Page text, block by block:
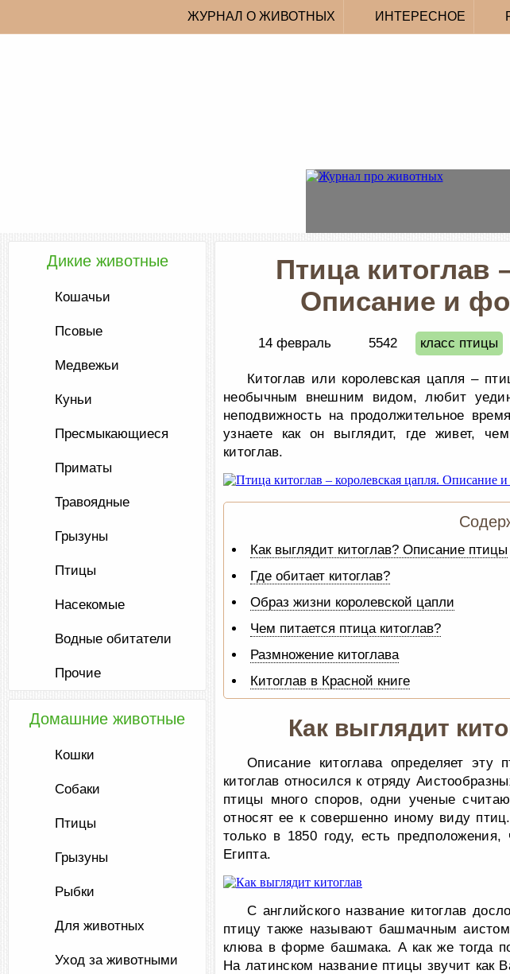
ЖУРНАЛ О ЖИВОТНЫХ ИНТЕРЕСНОЕ
Птица китоглав
Описание и
14 февраль 5542 класс птицы
Китоглав или королевская цапля –
необычным внешним видом, любит
неподвижность на продолжительное
узнаете как он выглядит, где живет,
китоглав.
Как выглядит китоглав? Описание птицы
Где обитает китоглав?
Образ жизни королевской цапли
Чем питается птица китоглав?
Размножение китоглава
Китоглав в Красной книге
Как выглядит
Описание китоглава определяет эту
китоглав относился к отряду
птицы много споров, одни ученые
относят ее к совершенно иному виду
только в 1850 году, есть
Египта.
С английского название китоглав
птицу также называют башмачным
клюва в форме башмака. А как же тогда
На латинском название птицы звучит как
Дикие животные
Кошачьи
Псовые
Медвежьи
Куньи
Пресмыкающиеся
Приматы
Травоядные
Грызуны
Птицы
Насекомые
Водные обитатели
Прочие
Домашние животные
Кошки
Собаки
Птицы
Грызуны
Рыбки
Для животных
Уход за животными